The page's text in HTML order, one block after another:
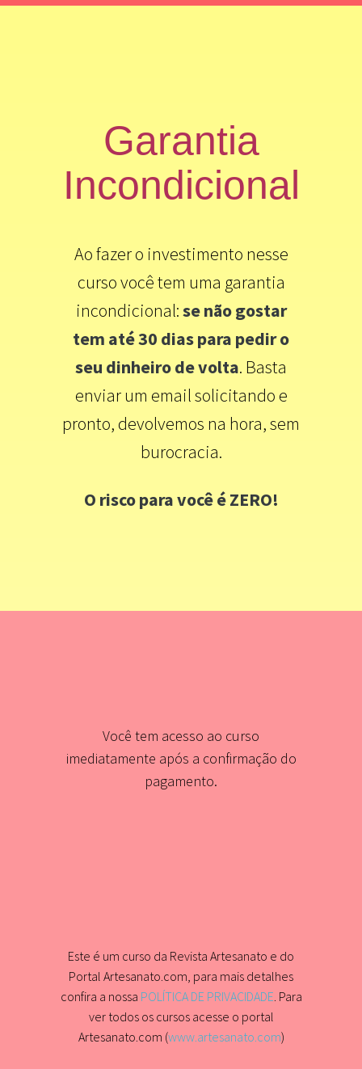
Garantia
Incondicional
Ao fazer o investimento nesse
curso você tem uma garantia
incondicional:se não gostar
tem até 30 dias para pedir o
seu dinheiro de volta. Basta
enviar um email solicitando e
pronto, devolvemos na hora, sem
burocracia.
O risco para você é ZERO!
Você tem acesso ao curso
imediatamente após a confirmação do
pagamento.
Este é um curso da Revista Artesanato e do
Portal Artesanato.com, para mais detalhes
confira a nossa POLÍTICA DE PRIVACIDADE . Para
ver todos os cursos acesse o portal
Artesanato.com (www.artesanato.com)